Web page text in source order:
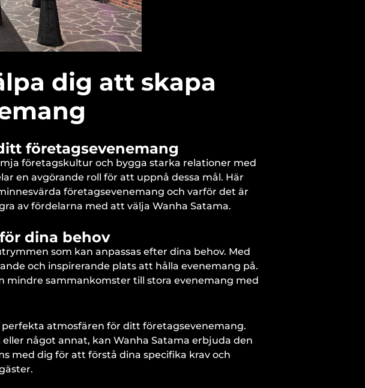
dig att skapa
företagsevenemang
företagskultur och bygga starka relationer med
en avgörande roll för att uppnå dessa mål. Här
företagsevenemang och varför det är
av fördelarna med att välja Wanha Satama.
dina behov
som kan anpassas efter dina behov. Med
och inspirerande plats att hålla evenemang på.
mindre sammankomster till stora evenemang med
atmosfären för ditt företagsevenemang.
något annat, kan Wanha Satama erbjuda den
med dig för att förstå dina specifika krav och